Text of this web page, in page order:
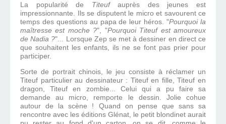
La popularité de Titeufauprès des jeunes est
impressionnante. Ils se disputent le micro et savourent ce
temps des questions au papa de leur héros. "Pourquoi la
maîtresse est moche ?", "Pourquoi Titeuf est amoureux
de Nadia ?"... Lorsque Zep se met à dessiner en direct ce
que souhaitent les enfants, ils ne se font pas prier pour
participer.
Sorte de portrait chinois, le jeu consiste à réclamer un
Titeuf particulier au dessinateur : Titeuf en fille, Titeuf en
dragon, Titeuf en zombie... Celui qui a pu faire sa
demande au micro, remporte le dessin. Jolie cohue
autour de la scène ! Quand on pense que sans sa
rencontre avec les éditions Glénat, le petit blondinet aurait